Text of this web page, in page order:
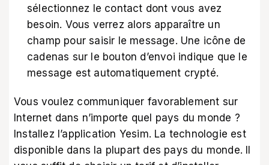
sélectionnez le contact dont vous avez
besoin. Vous verrez alors apparaître un
champ pour saisir le message. Une icône de
cadenas sur le bouton d’envoi indique que le
message est automatiquement crypté.
Vous voulez communiquer favorablement sur
Internet dans n’importe quel pays du monde ?
Installez l’application Yesim. La technologie est
disponible dans la plupart des pays du monde. Il